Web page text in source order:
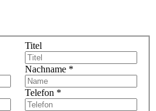
Titel
Nachname *
Telefon *